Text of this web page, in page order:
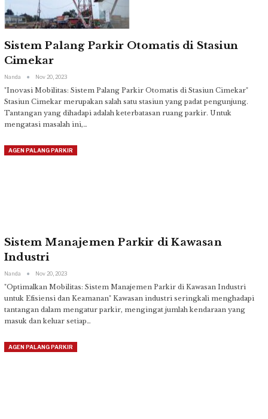
Sistem Palang Parkir Otomatis di Stasiun
Cimekar
Nanda Nov 20, 2023
"Inovasi Mobilitas: Sistem Palang Parkir Otomatis di Stasiun Cimekar"
Stasiun Cimekar merupakan salah satu stasiun yang padat pengunjung.
Tantangan yang dihadapi adalah keterbatasan ruang parkir. Untuk
mengatasi masalah ini,…
AGEN PALANG PARKIR
Sistem Manajemen Parkir di Kawasan
Industri
Nanda Nov 20, 2023
"Optimalkan Mobilitas: Sistem Manajemen Parkir di Kawasan Industri
untuk Efisiensi dan Keamanan" Kawasan industri seringkali menghadapi
tantangan dalam mengatur parkir, mengingat jumlah kendaraan yang
masuk dan keluar setiap…
AGEN PALANG PARKIR